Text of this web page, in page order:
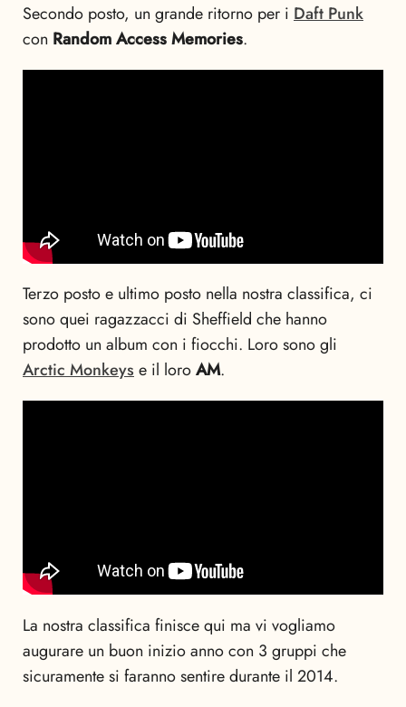
Secondo posto, un grande ritorno per i Daft Punk
con Random Access Memories.
Terzo posto e ultimo posto nella nostra classifica, ci
sono quei ragazzacci di Sheffield che hanno
prodotto un album con i fiocchi. Loro sono gli
Arctic Monkeyse il loroAM.
La nostra classifica finisce qui ma vi vogliamo
augurare un buon inizio anno con 3 gruppi che
sicuramente si faranno sentire durante il 2014.